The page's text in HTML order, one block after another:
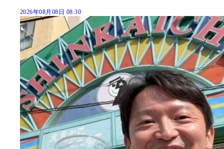
2026年08月08日 08:30